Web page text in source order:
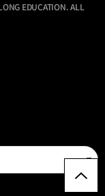
상
EDUCATION. ALL
선